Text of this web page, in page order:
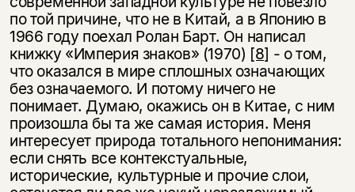
по той причине, что не в Китай, а в Японию в
1966 году поехал Ролан Барт. Он написал
книжку «Империя знаков» (1970) [8] - о том,
что оказался в мире сплошных означающих
без означаемого. И потому ничего не
понимает. Думаю, окажись он в Китае, с ним
произошла бы та же самая история. Меня
интересует природа тотального непонимания:
если снять все контекстуальные,
исторические, культурные и прочие слои,